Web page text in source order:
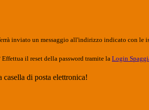
inviato un messaggio all'indirizzo indicato con le
il reset della password tramite la Login
di posta elettronica!